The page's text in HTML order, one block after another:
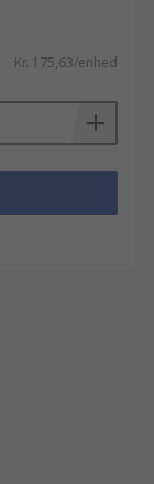
Kr. 175,63/enhed